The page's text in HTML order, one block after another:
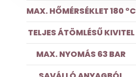
MAX. HŐMÉRSÉKLET 180 °C
TELJES ÁTÖMLÉSŰ KIVITEL
MAX. NYOMÁS 63 BAR